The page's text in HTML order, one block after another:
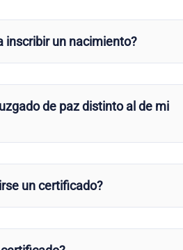
inscribir un nacimiento?
de paz distinto al de mi
un certificado?